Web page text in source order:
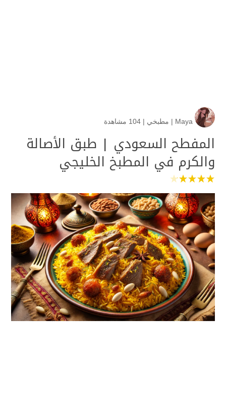
Maya
| مطبخي | 104 مشاهدة
المفطح السعودي | طبق الأصالة
والكرم في المطبخ الخليجي